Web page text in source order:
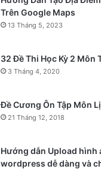
Trên Google Maps
13 Tháng 5, 2023
32 Đề Thi Học Kỳ 2 Môn
3 Tháng 4, 2020
Đề Cương Ôn Tập Môn
21 Tháng 12, 2018
Hướng dẫn Upload hình
wordpress dễ dàng và